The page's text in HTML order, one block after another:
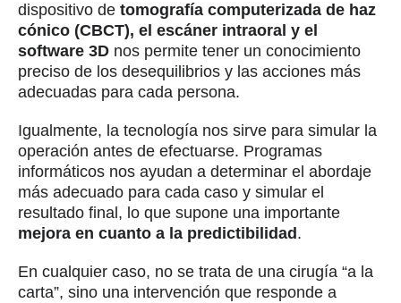
dispositivo de tomografía computerizada de haz
cónico (CBCT), el escáner intraoral y el
software 3D nos permite tener un conocimiento
preciso de los desequilibrios y las acciones más
adecuadas para cada persona.
Igualmente, la tecnología nos sirve para simular la
operación antes de efectuarse. Programas
informáticos nos ayudan a determinar el abordaje
más adecuado para cada caso y simular el
resultado final, lo que supone una importante
mejora en cuanto a la predictibilidad .
En cualquier caso, no se trata de una cirugía “a la
carta”, sino una intervención que responde a